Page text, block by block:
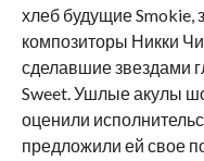
хлеб будущие
композиторы Никки
сделавшие звездами
Sweet. Ушлые акулы
оценили
предложили ей свое